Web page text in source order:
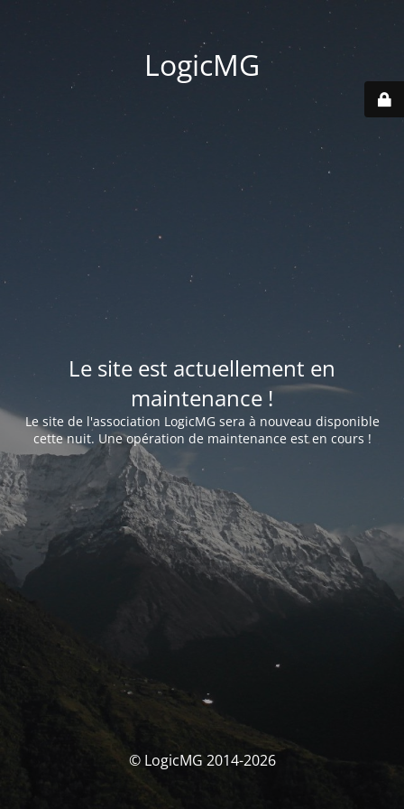
LogicMG
Le site est actuellement en
maintenance !
Le site de l'association LogicMG sera à nouveau disponible
cette nuit. Une opération de maintenance est en cours !
© LogicMG 2014-2026